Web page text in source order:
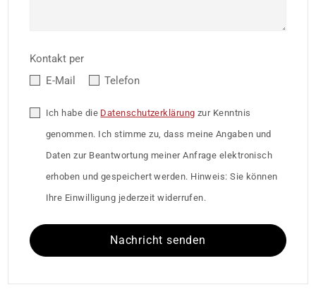
Kontakt per
E-Mail
Telefon
Ich habe die Datenschutzerklärung zur Kenntnis
genommen. Ich stimme zu, dass meine Angaben und
Daten zur Beantwortung meiner Anfrage elektronisch
erhoben und gespeichert werden. Hinweis: Sie können
Ihre Einwilligung jederzeit widerrufen.
Nachricht senden